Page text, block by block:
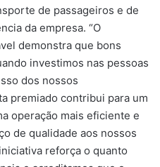
de passageiros e de
da empresa. “O
demonstra que bons
investimos nas pessoas
dos nossos
premiado contribui para um
operação mais eficiente e
de qualidade aos nossos
reforça o quanto